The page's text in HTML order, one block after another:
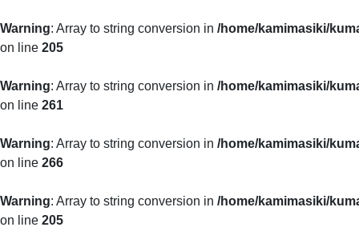
Warning: Array to string conversion in /home/kamimasiki/
on line 205
Warning: Array to string conversion in /home/kamimasiki/
on line 261
Warning: Array to string conversion in /home/kamimasiki/
on line 266
Warning: Array to string conversion in /home/kamimasiki/
on line 205